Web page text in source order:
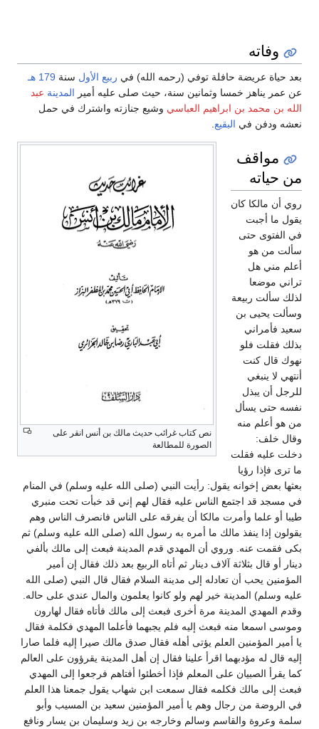
وفاته
بعد حياة عريضة حافلة توفي (رحمه الله) في ربيع الأول سنة 179 هـ
عن عمر يناهز خمسا وثمانين سنة، حيث صلى عليه أمير المدينة عبد
الله بن محمد بن ابراهيم العباسي وشيع جنازته واشترك في حمل
نعشه ودفن في البقيع
نص كتاب غرائب حديث مالك بن أنس انقر على
الصورة للمطالعة
مواقف
من حياته
روي أن مالكا كان
يقول ما أجبت
في الفتوى حتى
سألت من هو
أعلم مني هل
تراني موضعا
لذلك سألت ربيعة
وسألت يحيى بن
سعيد فأمراني
بذلك فقلت فلو
نهوك قال كنت
أنتهي لا ينبغي
للرجل أن يبذل
نفسه حتى يسأل
من هو أعلم منه
وقال خلف:
دخلت عليه فقلت
ما ترى فإذا رؤيا
بعثها بعض إخوانه يقول: رأيت النبي (صلى الله عليه وسلم) في المنام
في مسجد قد اجتمع الناس عليه فقال لهم إني قد خبأت تحت منبري
طيبا أو علما وأمرت مالكا أن يفرقه على الناس فانصرف الناس وهم
يقولون إذا ينفذ مالك ما أمره به رسول الله (صلى الله عليه وسلم) ثم
بكى فقمت عنه. وروي أن المهدي قدم المدينة فبعث إلى مالك بألفي
دينار أو قال بثلاثة آلاف دينار ثم أتاه الربيع بعد ذلك فقال إن أمير
المؤمنين يحب أن تعادله إلى مدينة السلام فقال قال النبي (صلى الله
عليه وسلم) المدينة خير لهم ولو كانوا يعلمون والمال عندي على حاله.
وقدم المهدي المدينة مرة أخرى فبعث إلى مالك فأتاه فقال لهارون
وموسى اسمعا منه فبعث إليه فلم يجبهما فأعلما المهدي فكلمة فقال
يا أمير المؤمنين العلم يؤتى أهله فقال صدق مالك صيرا إليه فلما صارا
إليه قال له مؤدبهما اقرأ علينا فقال إن أهل المدينة يقرؤون على العالم
كما يقرأ الصبيان على المعلم فإذا أخطئوا أفتاهم فرجعوا إلى المهدي
فبعث إلى مالك فكلمه فقال سمعت ابن شهاب يقول جمعنا هذا العلم
في الروضة من رجال وهم يا أمير المؤمنين سعيد بن المسيب وأبو
سلمة وعروة والقاسم وسالم وخارجه بن زيد وسليمان بن يسار ونافع